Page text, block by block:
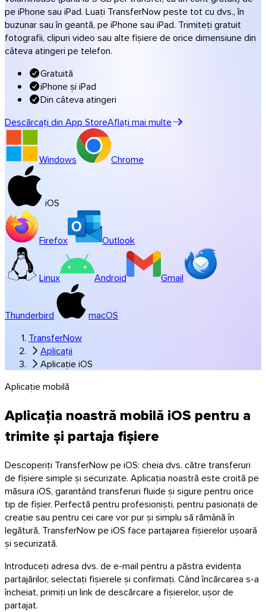
Muzică și studiouri
Toate soluțiile pe domenii
Transferuri în culorile dvs.
Windows
pe iPhone sau iPad. Luați TransferNow peste tot cu dvs., în
buzunar sau în geantă, pe iPhone sau iPad. Trimiteți gratuit
fotografii, clipuri video sau alte fișiere de orice dimensiune din
câteva atingeri pe telefon.
Gratuită
iPhone și iPad
Din câteva atingeri
Descărcați din App StoreAflați mai multe
Windows Chrome
iOS
Firefox Outlook
Linux Android Gmail
Thunderbird
macOS
TransferNow
Aplicații
Aplicație iOS
Aplicație mobilă
Aplicația noastră mobilă iOS pentru a
trimite și partaja fișiere
Descoperiți TransferNow pe iOS: cheia dvs. către transferuri
de fișiere simple și securizate. Aplicația noastră este croită pe
măsura iOS, garantând transferuri fluide și sigure pentru orice
tip de fișier. Perfectă pentru profesioniști, pentru pasionații de
creație sau pentru cei care vor pur și simplu să rămână în
legătură, TransferNow pe iOS face partajarea fișierelor ușoară
și securizată.
Introduceți adresa dvs. de e-mail pentru a păstra evidența
partajărilor, selectați fișierele și confirmați. Când încărcarea s-a
încheiat, primiți un link de descărcare a fișierelor, ușor de
partajat.